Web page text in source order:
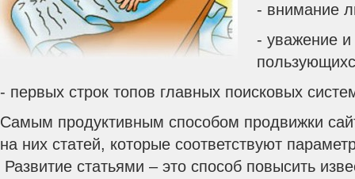
- внимание
- уважение
- первых строк топов главных поисковых
Самым продуктивным способом продвижки
на них статей, которые соответствуют
Развитие статьями – это способ повысить